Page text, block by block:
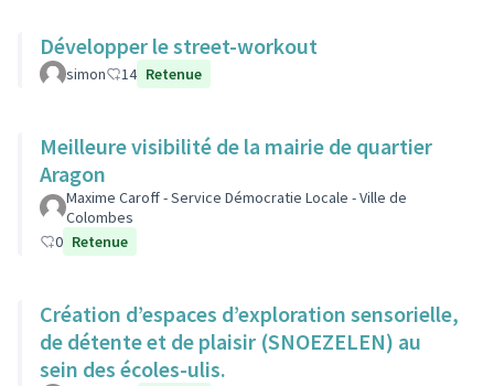
Développer le street-workout
simon 14 Retenue
Meilleure visibilité de la mairie de quartier
Aragon
Maxime Caroff - Service Démocratie Locale - Ville de
Colombes
0 Retenue
Création d’espaces d’exploration sensorielle,
de détente et de plaisir (SNOEZELEN) au
sein des écoles-ulis.